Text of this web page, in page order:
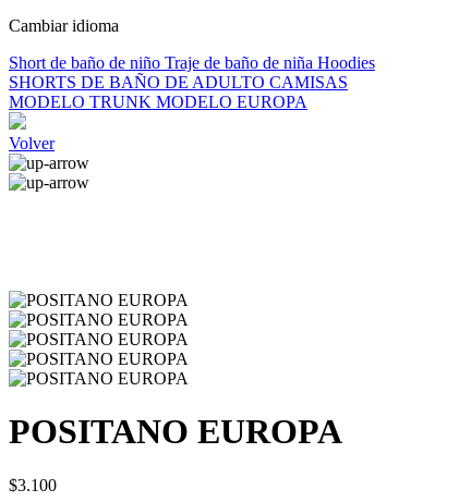
Cambiar idioma
Short de baño de niño Traje de baño de niña Hoodies
SHORTS DE BAÑO DE ADULTO CAMISAS
MODELO TRUNK MODELO EUROPA
Volver
POSITANO EUROPA
$3.100